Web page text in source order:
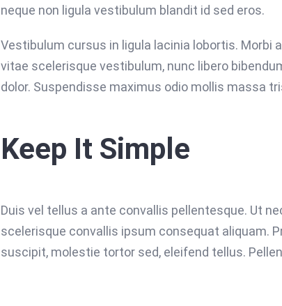
neque non ligula vestibulum blandit id sed eros.
Vestibulum cursus in ligula lacinia lobortis.
vitae scelerisque vestibulum, nunc libero
dolor. Suspendisse maximus odio mollis massa
Keep It Simple
Duis vel tellus a ante convallis pellentesque. Ut
scelerisque convallis ipsum consequat aliquam.
suscipit, molestie tortor sed, eleifend tellus.